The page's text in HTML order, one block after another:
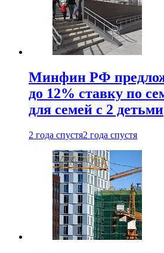
Минфин РФ
до 12% ставку по
для семей с 2 детьми
2 года спустя2 года спустя